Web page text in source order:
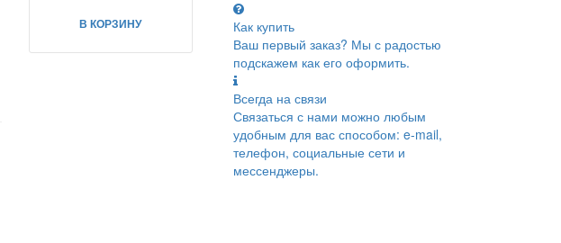
В КОРЗИНУ
Как купить
Ваш первый заказ? Мы с радостью
подскажем как его оформить.
Всегда на связи
Связаться с нами можно любым
удобным для вас способом: e-mail,
телефон, социальные сети и
мессенджеры.